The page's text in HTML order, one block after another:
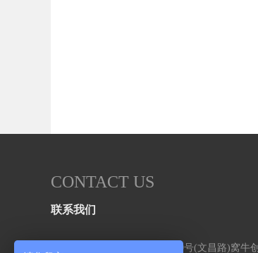
CONTACT US
联系我们
地址：武汉市洪山区书城路170号(文昌路)窝牛创